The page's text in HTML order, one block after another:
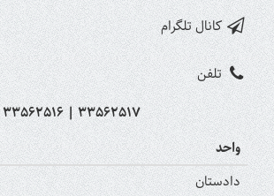
کانال تلگرام
تلفن
| 33562517
واحد
دادستان